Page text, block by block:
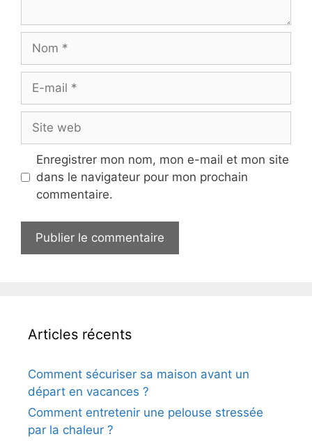
Nom
Site
web
Enregistrer mon nom, mon e-mail et mon site
dans le navigateur pour mon prochain
commentaire.
Articles récents
Comment sécuriser sa maison avant un
départ en vacances ?
Comment entretenir une pelouse stressée
par la chaleur ?